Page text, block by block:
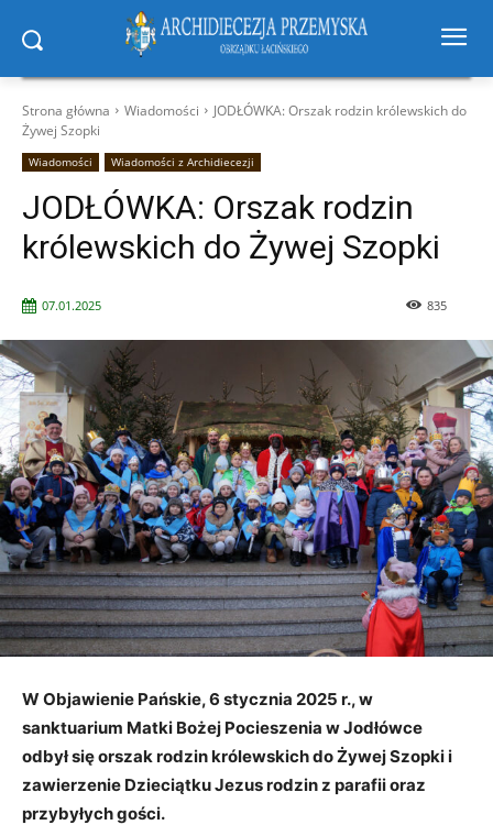
Strona główna Wiadomości
JODŁÓWKA: Orszak rodzin królewskich do
Żywej Szopki
Wiadomości Wiadomości z Archidiecezji
JODŁÓWKA: Orszak rodzin
królewskich do Żywej Szopki
07.01.2025 835
W Objawienie Pańskie, 6 stycznia 2025 r., w
sanktuarium Matki Bożej Pocieszenia w Jodłówce
odbył się orszak rodzin królewskich do Żywej Szopki i
zawierzenie Dzieciątku Jezus rodzin z parafii oraz
przybyłych gości.